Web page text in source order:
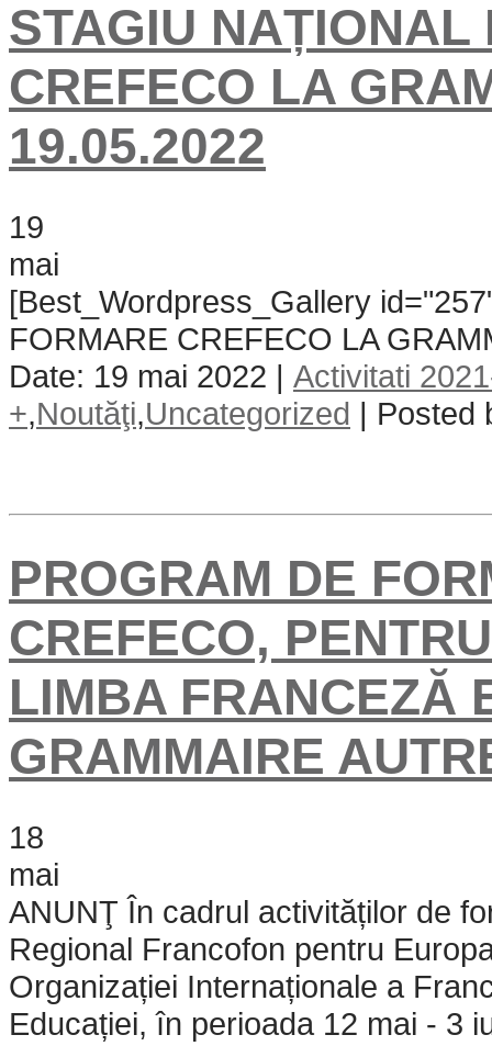
STAGIU NAȚIONAL
CREFECO LA
19.05.2022
19
mai
[Best_Wordpress_Gallery
FORMARE CREFECO LA
Date: 19 mai 2022 | Activitati
+,Noutăţi,Uncategorized | Posted
PROGRAM DE
CREFECO,
LIMBA FRANCEZĂ
GRAMMAIRE
18
mai
ANUNŢ În cadrul activităților de
Regional Francofon pentru
Organizației Internaționale a
Educației, în perioada 12 mai - 3